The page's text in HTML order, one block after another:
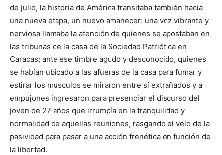
de julio, la historia de América transitaba también hacia
una nueva etapa, un nuevo amanecer: una voz vibrante y
nerviosa llamaba la atención de quienes se apostaban en
las tribunas de la casa de la Sociedad Patriótica en
Caracas; ante ese timbre agudo y desconocido, quienes
se habían ubicado a las afueras de la casa para fumar y
estirar los músculos se miraron entre sí extrañados y a
empujones ingresaron para presenciar el discurso del
joven de 27 años que irrumpía en la tranquilidad y
normalidad de aquellas reuniones, rasgando el velo de la
pasividad para pasar a una acción frenética en función de
la libertad.